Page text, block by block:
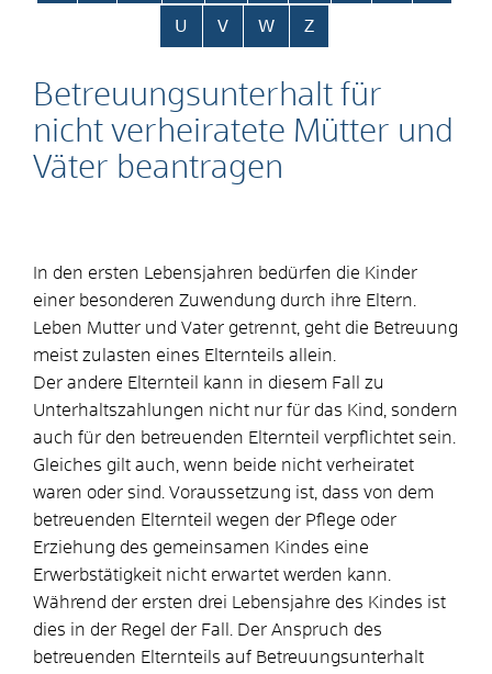
U V W Z
Betreuungsunterhalt für
nicht verheiratete Mütter und
Väter beantragen
In den ersten Lebensjahren bedürfen die Kinder
einer besonderen Zuwendung durch ihre Eltern.
Leben Mutter und Vater getrennt, geht die Betreuung
meist zulasten eines Elternteils allein.
Der andere Elternteil kann in diesem Fall zu
Unterhaltszahlungen nicht nur für das Kind, sondern
auch für den betreuenden Elternteil verpflichtet sein.
Gleiches gilt auch, wenn beide nicht verheiratet
waren oder sind. Voraussetzung ist, dass von dem
betreuenden Elternteil wegen der Pflege oder
Erziehung des gemeinsamen Kindes eine
Erwerbstätigkeit nicht erwartet werden kann.
Während der ersten drei Lebensjahre des Kindes ist
dies in der Regel der Fall. Der Anspruch des
betreuenden Elternteils auf Betreuungsunterhalt